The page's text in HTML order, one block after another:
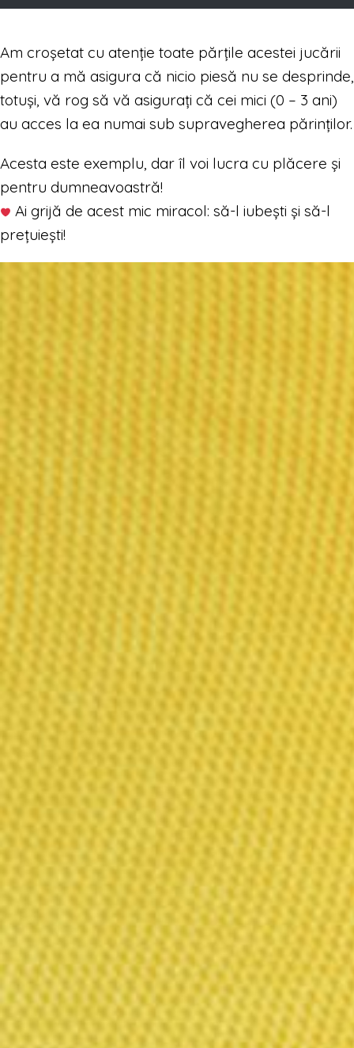
Am croșetat cu atenție toate părțile acestei jucării
pentru a mă asigura că nicio piesă nu se desprinde,
totuși, vă rog să vă asigurați că cei mici (0 – 3 ani)
au acces la ea numai sub supravegherea părinților.
Acesta este exemplu, dar îl voi lucra cu plăcere și
pentru dumneavoastră!
Ai grijă de acest mic miracol: să-l iubești și să-l
prețuiești!